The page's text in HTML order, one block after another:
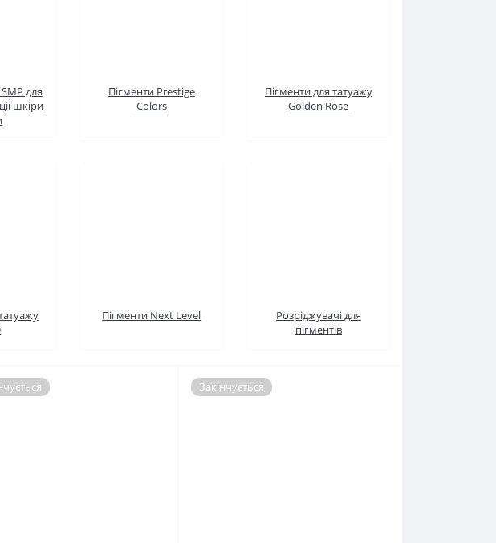
для
шкіри
Пігменти Prestige Colors
Пігменти для татуажу
Golden Rose
Пігменти Next Level
Розріджувачі для
пігментів
Закінчується